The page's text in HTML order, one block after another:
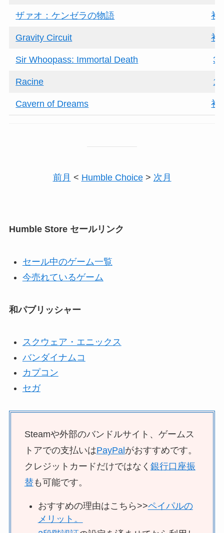
ザァオ：ケンゼラの物語 初
Gravity Circuit 初
Sir Whoopass: Immortal Death 3
Racine 1
Cavern of Dreams 初
前月 < Humble Choice> 次月
Humble Store セールリンク
セール中のゲーム一覧
今売れているゲーム
和パブリッシャー
スクウェア・エニックス
バンダイナムコ
カプコン
セガ
Steamや外部のバンドルサイト、ゲームス
トアでの支払いはPayPalがおすすめです。
クレジットカードだけではなく 銀行口座振
替も可能です。
おすすめの理由はこちら>>ペイパルの
メリット。